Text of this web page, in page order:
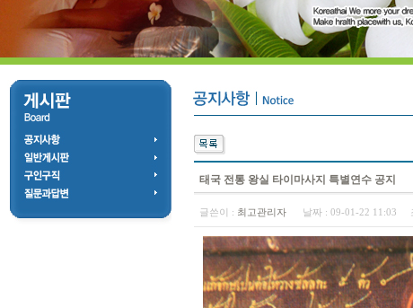
태국 전통 왕실 타이마사지 특별연수 공지
글쓴이 : 최고관리자 날짜 : 09-01-22 11:03